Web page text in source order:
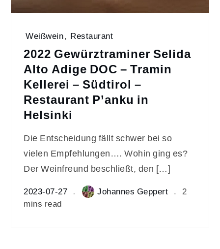
Weißwein, Restaurant
2022 Gewürztraminer Selida
Alto Adige DOC – Tramin
Kellerei – Südtirol –
Restaurant P’anku in
Helsinki
Die Entscheidung fällt schwer bei so
vielen Empfehlungen…. Wohin ging es?
Der Weinfreund beschließt, den […]
2023-07-27 Johannes Geppert
2
mins read